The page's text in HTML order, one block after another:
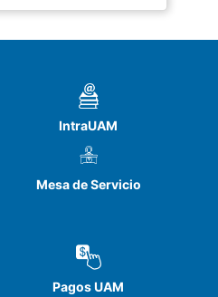
IntraUAM
Mesa de Servicio
Pagos UAM